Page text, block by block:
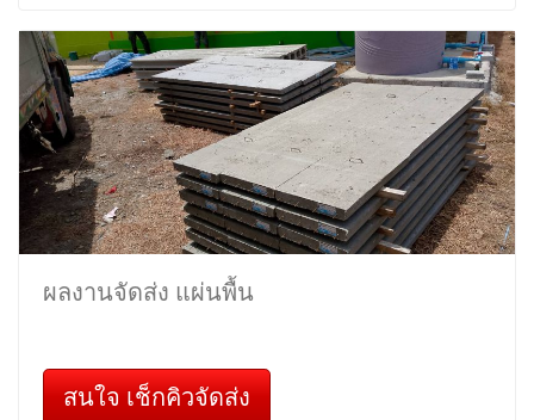
ผลงานจัดส่ง แผ่นพื้น
สนใจ เช็กคิวจัดส่ง